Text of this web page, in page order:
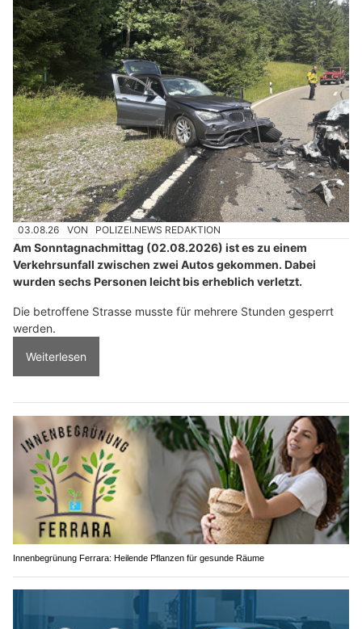
03.08.26 VON POLIZEI.NEWS REDAKTION
Am Sonntagnachmittag (02.08.2026) ist es zu einem
Verkehrsunfall zwischen zwei Autos gekommen. Dabei
wurden sechs Personen leicht bis erheblich verletzt.
Die betroffene Strasse musste für mehrere Stunden gesperrt
werden.
Weiterlesen
Innenbegrünung Ferrara: Heilende Pflanzen für gesunde Räume